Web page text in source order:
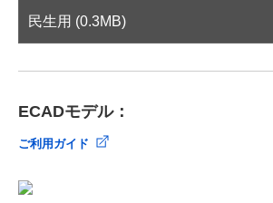
民生用 (0.3MB)
ECADモデル：
ご利用ガイド